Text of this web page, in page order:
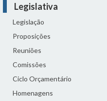
Legislativa
Legislação
Proposições
Reuniões
Comissões
Ciclo Orçamentário
Homenagens